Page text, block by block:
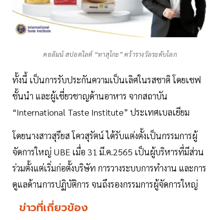
คอลัมน์ สปอตไลต์ “ทาสุโกะ” คว้ารางวัลระดับโลก
ทั้งนี้ เป็นการรับประกันความเป็นเลิศในรสชาติ โดยเชฟ
ชั้นนำ และผู้เชี่ยวชาญด้านอาหาร จากสถาบัน
“International Taste Institute” ประเทศเบลเยียม
โดยนางสาวสุรียส โควสุรัตน์ ได้รับแต่งตั้งเป็นกรรมการผู้
จัดการใหญ่ UBE เมื่อ 31 มี.ค.2565 เป็นผู้บริหารที่มีส่วน
ร่วมตั้งแต่เริ่มก่อตั้งบริษัท การวางระบบการทำงาน และการ
ดูแลด้านการปฏิบัติการ จนถึงรองกรรมการผู้จัดการใหญ่
ข่าวที่เกี่ยวข้อง